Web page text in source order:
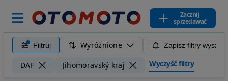
Zacznij
sprzedawać
Filtruj Wyróżnione Zapisz filtry
DAF Jihomoravský kraj Wyczyść filtry